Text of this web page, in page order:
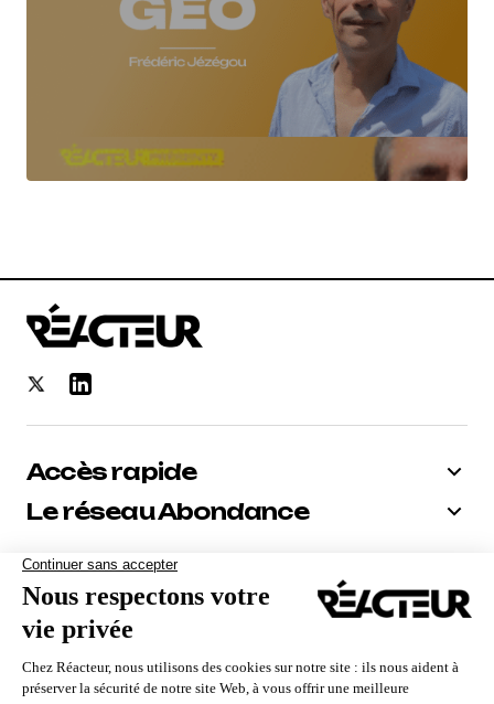
Accès rapide
Le réseau Abondance
Bénéficiez de -10% sur tous nos
abonnements
Recevoir le code
Nous utilisons des cookies pour vous garantir la meilleure